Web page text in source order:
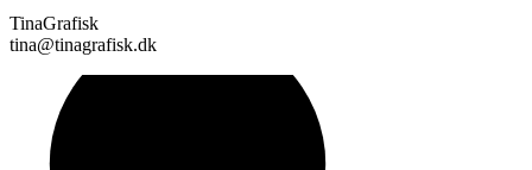
TinaGrafisk
tina@tinagrafisk.dk